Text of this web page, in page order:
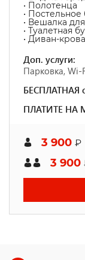
• Полотенца
• Постельное
• Вешалка
• Туалетная
• Диван-
Доп. услуги:
Парковка, Wi-
БЕСПЛАТНАЯ
ПЛАТИТЕ НА
3 900 ₽
3 900